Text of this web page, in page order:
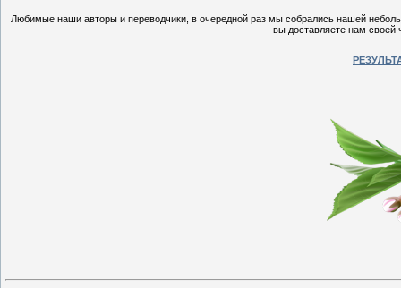
Любимые наши авторы и переводчики, в очередной раз мы собрались нашей
вы доставляете нам